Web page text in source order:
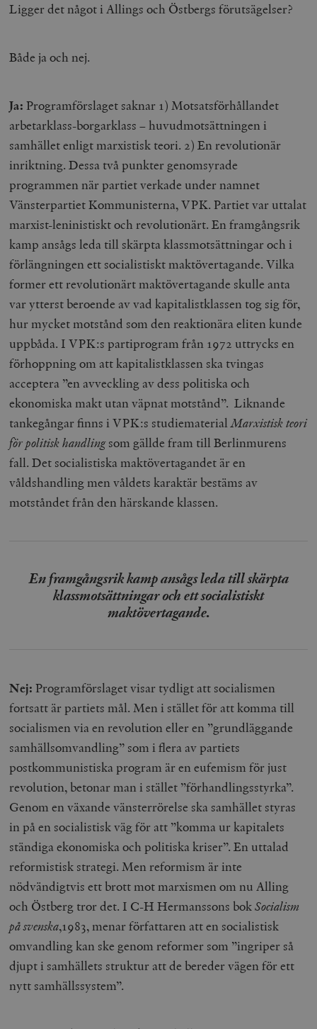
Ligger det något i Allings och Östbergs förutsägelser?
Både ja och nej.
Ja: Programförslaget saknar 1) Motsatsförhållandet
arbetarklass-borgarklass – huvudmotsättningen i
samhället enligt marxistisk teori. 2) En revolutionär
inriktning. Dessa två punkter genomsyrade
programmen när partiet verkade under namnet
Vänsterpartiet Kommunisterna, VPK. Partiet var uttalat
marxist-leninistiskt och revolutionärt. En framgångsrik
kamp ansågs leda till skärpta klassmotsättningar och i
förlängningen ett socialistiskt maktövertagande. Vilka
former ett revolutionärt maktövertagande skulle anta
var ytterst beroende av vad kapitalistklassen tog sig för,
hur mycket motstånd som den reaktionära eliten kunde
uppbåda. I VPK:s partiprogram från 1972 uttrycks en
förhoppning om att kapitalistklassen ska tvingas
acceptera ”en avveckling av dess politiska och
ekonomiska makt utan väpnat motstånd”. Liknande
tankegångar finns i VPK:s studiematerialMarxistisk teori
för politisk handlingsom gällde fram till Berlinmurens
fall. Det socialistiska maktövertagandet är en
våldshandling men våldets karaktär bestäms av
motståndet från den härskande klassen.
En framgångsrik kamp ansågs leda till skärpta
klassmotsättningar och ett socialistiskt
maktövertagande.
Nej: Programförslaget visar tydligt att socialismen
fortsatt är partiets mål. Men i stället för att komma till
socialismen via en revolution eller en ”grundläggande
samhällsomvandling” som i flera av partiets
postkommunistiska program är en eufemism för just
revolution, betonar man i stället ”förhandlingsstyrka”.
Genom en växande vänsterrörelse ska samhället styras
in på en socialistisk väg för att ”komma ur kapitalets
ständiga ekonomiska och politiska kriser”. En uttalad
reformistisk strategi. Men reformism är inte
nödvändigtvis ett brott mot marxismen om nu Alling
och Östberg tror det. I C-H Hermanssons bokSocialism
på svenska,1983, menar författaren att en socialistisk
omvandling kan ske genom reformer som ”ingriper så
djupt i samhällets struktur att de bereder vägen för ett
nytt samhällssystem”.